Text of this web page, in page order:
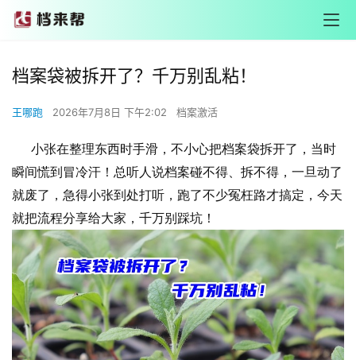
档案袋被拆开了？千万别乱粘！
王哪跑 2026年7月8日 下午2:02 档案激活
小张在整理东西时手滑，不小心把档案袋拆开了，当时
瞬间慌到冒冷汗！总听人说档案碰不得、拆不得，一旦动了
就废了，急得小张到处打听，跑了不少冤枉路才搞定，今天
就把流程分享给大家，千万别踩坑！